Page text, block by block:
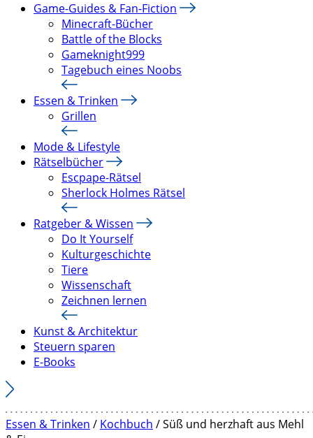
Game-Guides & Fan-Fiction
Minecraft-Bücher
Battle of the Blocks
Gameknight999
Tagebuch eines Noobs
Essen & Trinken
Grillen
Mode & Lifestyle
Rätselbücher
Escpape-Rätsel
Sherlock Holmes Rätsel
Ratgeber & Wissen
Do It Yourself
Kulturgeschichte
Tiere
Wissenschaft
Zeichnen lernen
Kunst & Architektur
Steuern sparen
E-Books
Essen & Trinken / Kochbuch / Süß und herzhaft aus Mehl